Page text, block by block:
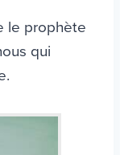
le prophète
qui